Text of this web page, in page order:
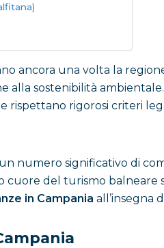
ancora una volta la
alla sostenibilità
rispettano rigorosi criteri
numero significativo di
cuore del turismo
in Campania all’insegna